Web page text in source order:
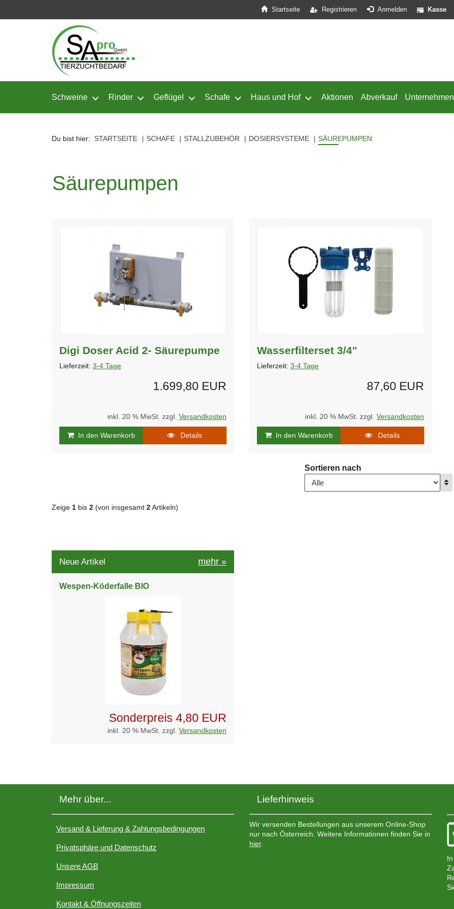
Startseite Registrieren Anmelden Kasse
Schweine Untermenü von Schweine öffnen
Rinder Untermenü von Rinder öffnen
Geflügel Untermenü von Geflügel öffnen
Schafe Untermenü von Schafe öffnen
Haus und Hof Untermenü von Haus und Hof öffnen
Aktionen Abverkauf Unternehmen
Du bist hier: STARTSEITE SCHAFE STALLZUBEHÖR DOSIERSYSTEME SÄUREPUMPEN
Säurepumpen
Digi Doser Acid 2- Säurepumpe
Lieferzeit: 3-4 Tage
1.699,80 EUR
inkl. 20 % MwSt. zzgl. Versandkosten
In den Warenkorb Details
Wasserfilterset 3/4"
Lieferzeit: 3-4 Tage
87,60 EUR
inkl. 20 % MwSt. zzgl. Versandkosten
In den Warenkorb Details
Sortieren nach
Zeige 1 bis 2 (von insgesamt 2 Artikeln)
Neue Artikel mehr »
Wespen-Köderfalle BIO
Sonderpreis 4,80 EUR
inkl. 20 % MwSt. zzgl. Versandkosten
Mehr über...
Versand & Lieferung & Zahlungsbedingungen
Privatsphäre und Datenschutz
Unsere AGB
Impressum
Kontakt & Öffnungszeiten
Lieferhinweis
Wir versenden Bestellungen aus unserem Online-Shop
nur nach Österreich. Weitere Informationen finden Sie in
hier.